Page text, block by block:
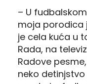
– U
moja porodica
je cela kuća u
Rada, na
Radove
neko